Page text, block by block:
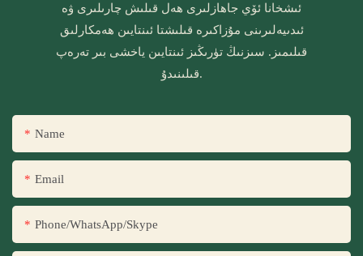
ئىشخانا ئۆي جاھازلىرى ھەل قىلىش چارىلىرى ۋە
ئىدىيەلىرىنى مۇزاكىرە قىلىشتا ئىنتايىن ھەمكارلىق
قىلىمىز. سىزنىڭ تۈرىڭىز ئىنتايىن ياخشى بىر تەرەپ
قىلىنىدۇ.
Name
Email
Phone/WhatsApp/Skype